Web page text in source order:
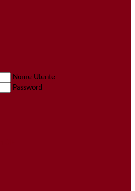
Nome Utente
Password